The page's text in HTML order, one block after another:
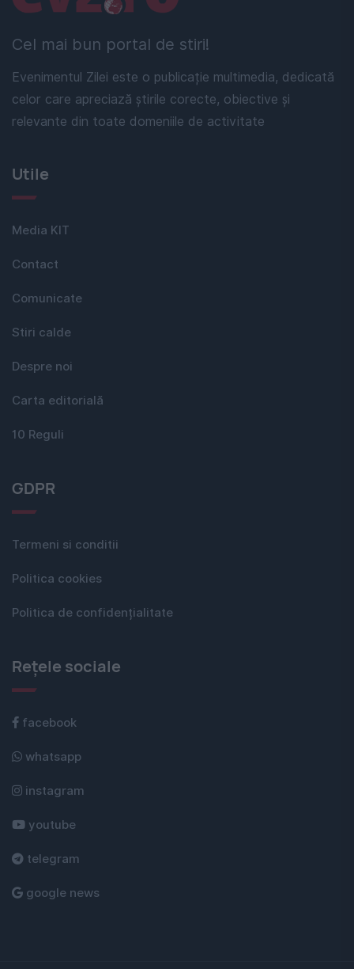
Cel mai bun portal de stiri!
Evenimentul Zilei este o publicație multimedia, dedicată
celor care apreciază știrile corecte, obiective și
relevante din toate domeniile de activitate
Utile
Media KIT
Contact
Comunicate
Stiri calde
Despre noi
Carta editorială
10 Reguli
GDPR
Termeni si conditii
Politica cookies
Politica de confidențialitate
Rețele sociale
facebook
whatsapp
instagram
youtube
telegram
google news